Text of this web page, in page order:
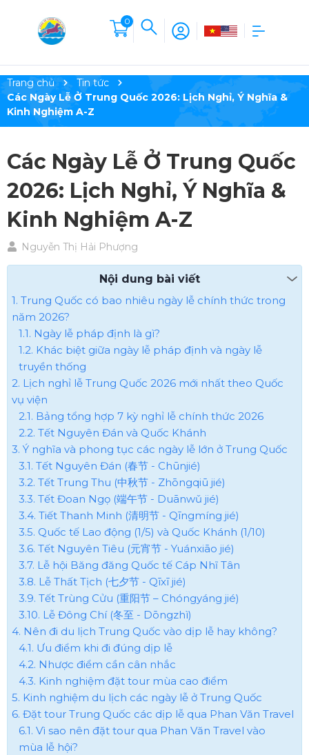
0
Trang chủ
Tin tức
Các Ngày Lễ Ở Trung Quốc 2026: Lịch Nghỉ, Ý Nghĩa &
Kinh Nghiệm A-Z
Các Ngày Lễ Ở Trung Quốc
2026: Lịch Nghỉ, Ý Nghĩa &
Kinh Nghiệm A-Z
Nguyễn Thị Hải Phượng
Nội dung bài viết
1. Trung Quốc có bao nhiêu ngày lễ chính thức trong
năm 2026?
1.1. Ngày lễ pháp định là gì?
1.2. Khác biệt giữa ngày lễ pháp định và ngày lễ
truyền thống
2. Lịch nghỉ lễ Trung Quốc 2026 mới nhất theo Quốc
vụ viện
2.1. Bảng tổng hợp 7 kỳ nghỉ lễ chính thức 2026
2.2. Tết Nguyên Đán và Quốc Khánh
3. Ý nghĩa và phong tục các ngày lễ lớn ở Trung Quốc
3.1. Tết Nguyên Đán (春节 - Chūnjié)
3.2. Tết Trung Thu (中秋节 - Zhōngqiū jié)
3.3. Tết Đoan Ngọ (端午节 - Duānwǔ jié)
3.4. Tiết Thanh Minh (清明节 - Qīngmíng jié)
3.5. Quốc tế Lao động (1/5) và Quốc Khánh (1/10)
3.6. Tết Nguyên Tiêu (元宵节 - Yuánxiāo jié)
3.7. Lễ hội Băng đăng Quốc tế Cáp Nhĩ Tân
3.8. Lễ Thất Tịch (七夕节 - Qīxī jié)
3.9. Tết Trùng Cửu (重阳节 – Chóngyáng jié)
3.10. Lễ Đông Chí (冬至 - Dōngzhì)
4. Nên đi du lịch Trung Quốc vào dịp lễ hay không?
4.1. Ưu điểm khi đi đúng dịp lễ
4.2. Nhược điểm cần cân nhắc
4.3. Kinh nghiệm đặt tour mùa cao điểm
5. Kinh nghiệm du lịch các ngày lễ ở Trung Quốc​
6. Đặt tour Trung Quốc các dịp lễ qua Phan Văn Travel
6.1. Vì sao nên đặt tour qua Phan Văn Travel vào
mùa lễ hội?